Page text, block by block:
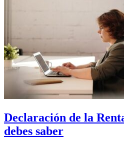
Declaración de la
debes saber